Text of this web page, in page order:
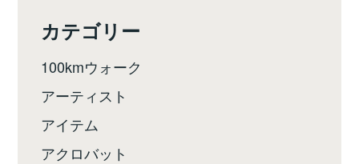
カテゴリー
100kmウォーク
アーティスト
アイテム
アクロバット